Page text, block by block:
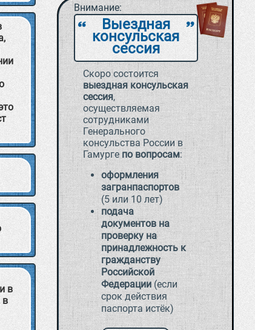
в
в
Внимание:
` a
Выездная
консульская
сессия
Скоро состоится
выездная консульская
сессия,
осуществляемая
сотрудниками
Генерального
консульства России в
Гамургепо вопросам:
оформления
загранпаспортов
(5 или 10 лет)
подача
документов на
проверку на
принадлежность к
гражданству
Российской
Федерации(если
срок действия
паспорта истёк)